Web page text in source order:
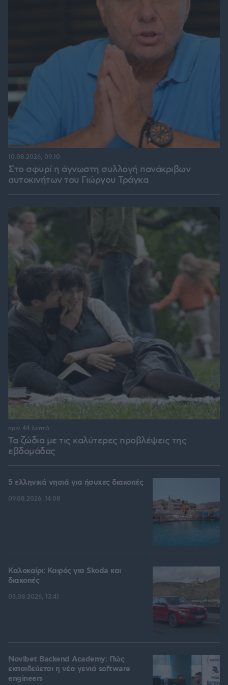
Στο σφυρί η άγνωστη συλλογή πανάκριβων
αυτοκινήτων του Γιώργου Τράγκα
10.08.2026, 09:10
Τα ζώδια με τις καλύτερες προβλέψεις της
εβδομάδας
πριν 44 λεπτά
5 ελληνικά νησιά για ήσυχες διακοπές
09.08.2026, 14:08
Καλοκαίρι: Καιρός για Skoda και
διακοπές
03.08.2026, 13:41
Novibet Backend Academy: Πώς
εκπαιδεύεται η νέα γενιά software
engineers